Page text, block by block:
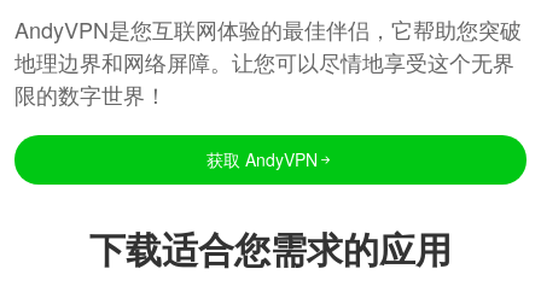
AndyVPN是您互联网体验的最佳伴侣，它帮助您突破
地理边界和网络屏障。让您可以尽情地享受这个无界
限的数字世界！
获取 AndyVPN
下载适合您需求的应用